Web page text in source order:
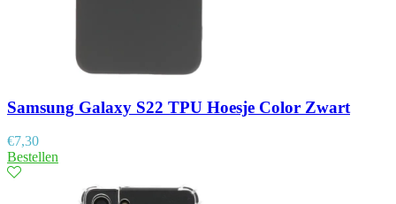
Samsung Galaxy S22 TPU Hoesje Color Zwart
€7,30
Bestellen